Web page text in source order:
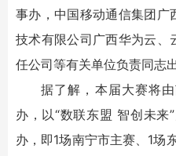
事办，中国移动通信集团广
技术有限公司广西华为云、
任公司等有关单位负责同志
据了解，本届大赛将由
办，以“数联东盟 智创未来
办，即1场南宁市主赛、1场